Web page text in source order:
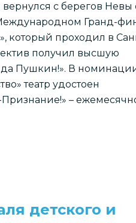
с берегов Невы
Гранд-
который проходил в
получил высшую
да Пушкин!». В
театр удостоен
–
детского и